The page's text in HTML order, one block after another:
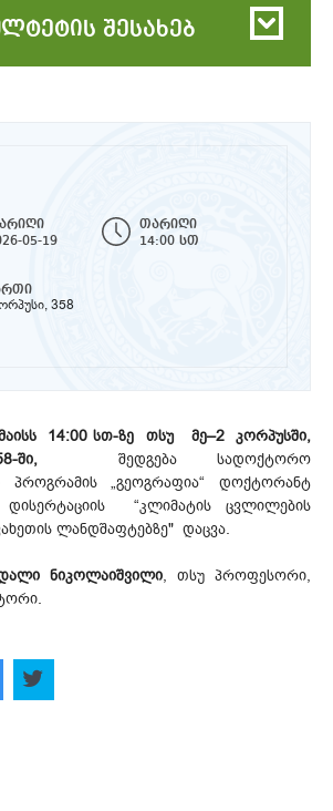
შესახებ
05-19
თარიღი
14:00 სთ
358
14:00 სთ-ზე თსუ მე–2 კორპუსში,
ში,შედგება სადოქტორო
პროგრამის „გეოგრაფია“ დოქტო­რანტ
დისერტაციის “კლიმატის ცვლილების
ლანდშაფტებზე" დაცვა.
ნიკოლაიშვილი, თსუ პროფესორი,